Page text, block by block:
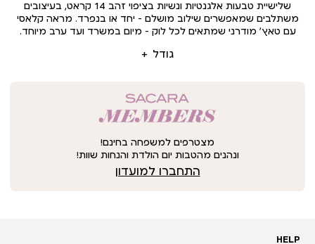
גודל
שלישיית טבעות אלגנטיות ונשיות בציפוי זהב 14 קראט, בעיצובים
משתלבים שמאפשרים שילוב מושלם – יחד או בנפרד. מראה קלאסי
עם טאץ’ מודרני שמתאים לכל לוק – מיום במשרד ועד ערב מיוחד.
מצטרפים למשפחה בחינם!
ונהנים מהטבות יום הולדת והנחות שוות!
התחברו למועדון
HELP
HELP